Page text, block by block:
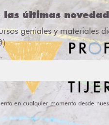
últimas
geniales y materiales
en cualquier momento desde